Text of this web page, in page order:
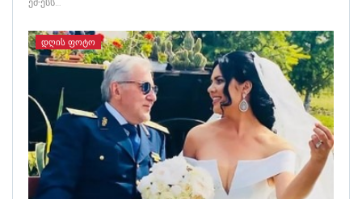
ემ-ესს…
ᲓᲦᲘᲡ ᲤᲝᲢᲝ